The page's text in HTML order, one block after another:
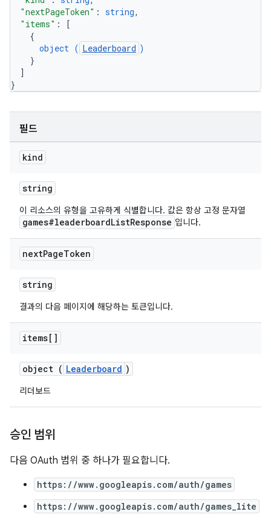
"nextPageToken" : string,
"items" :
[
{
object ( Leaderboard )
}
]
}
필드
kind
string
이 리소스의 유형을 고유하게 식별합니다. 값은 항상 고정 문자열
games#leaderboardListResponse 입니다.
nextPageToken
string
결과의 다음 페이지에 해당하는 토큰입니다.
items[]
object ( Leaderboard )
리더보드
승인 범위
다음 OAuth 범위 중 하나가 필요합니다.
https://www.googleapis.com/auth/games
https://www.googleapis.com/auth/games_lite